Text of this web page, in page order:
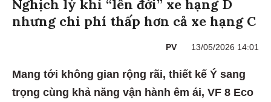
Nghịch lý khi “lên đời” xe hạng D
nhưng chi phí thấp hơn cả xe hạng C
PV 13/05/2026 14:01
Mang tới không gian rộng rãi, thiết kế Ý sang
trọng cùng khả năng vận hành êm ái, VF 8 Eco